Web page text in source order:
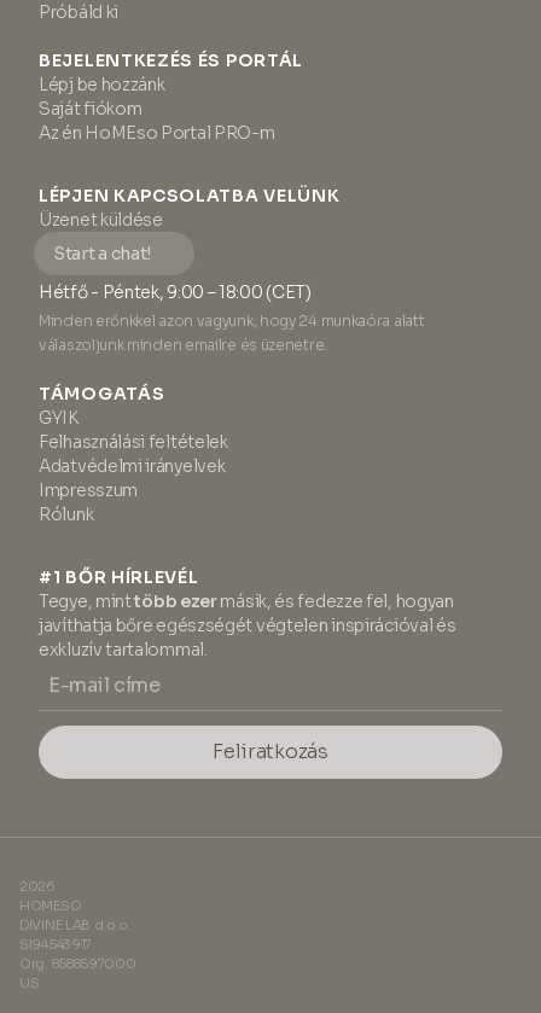
Próbáld ki
BEJELENTKEZÉS ÉS PORTÁL
Lépj be hozzánk
Saját fiókom
Az én HoMEso Portal PRO-m
LÉPJEN KAPCSOLATBA VELÜNK
Üzenet küldése
Start a chat!
Hétfő - Péntek, 9:00 – 18:00 (CET)
Minden erőnkkel azon vagyunk, hogy 24 munkaóra alatt
válaszoljunk minden emailre és üzenetre.
TÁMOGATÁS
GYIK
Felhasználási feltételek
Adatvédelmi irányelvek
Impresszum
Rólunk
#1 BŐR HÍRLEVÉL
Tegye, minttöbb ezermásik, és fedezze fel, hogyan
javíthatja bőre egészségét végtelen inspirációval és
exkluzív tartalommal.
Feliratkozás
2026
HOMESO
DIVINE LAB d.o.o.
SI94543917
Org. 8588597000
US